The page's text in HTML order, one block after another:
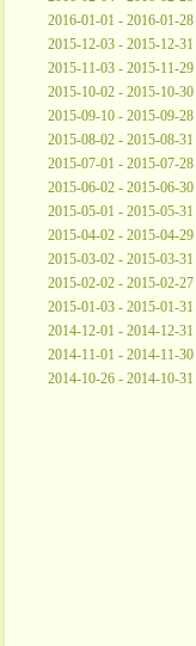
2016-01-01 - 2016-01-28
2015-12-03 - 2015-12-31
2015-11-03 - 2015-11-29
2015-10-02 - 2015-10-30
2015-09-10 - 2015-09-28
2015-08-02 - 2015-08-31
2015-07-01 - 2015-07-28
2015-06-02 - 2015-06-30
2015-05-01 - 2015-05-31
2015-04-02 - 2015-04-29
2015-03-02 - 2015-03-31
2015-02-02 - 2015-02-27
2015-01-03 - 2015-01-31
2014-12-01 - 2014-12-31
2014-11-01 - 2014-11-30
2014-10-26 - 2014-10-31